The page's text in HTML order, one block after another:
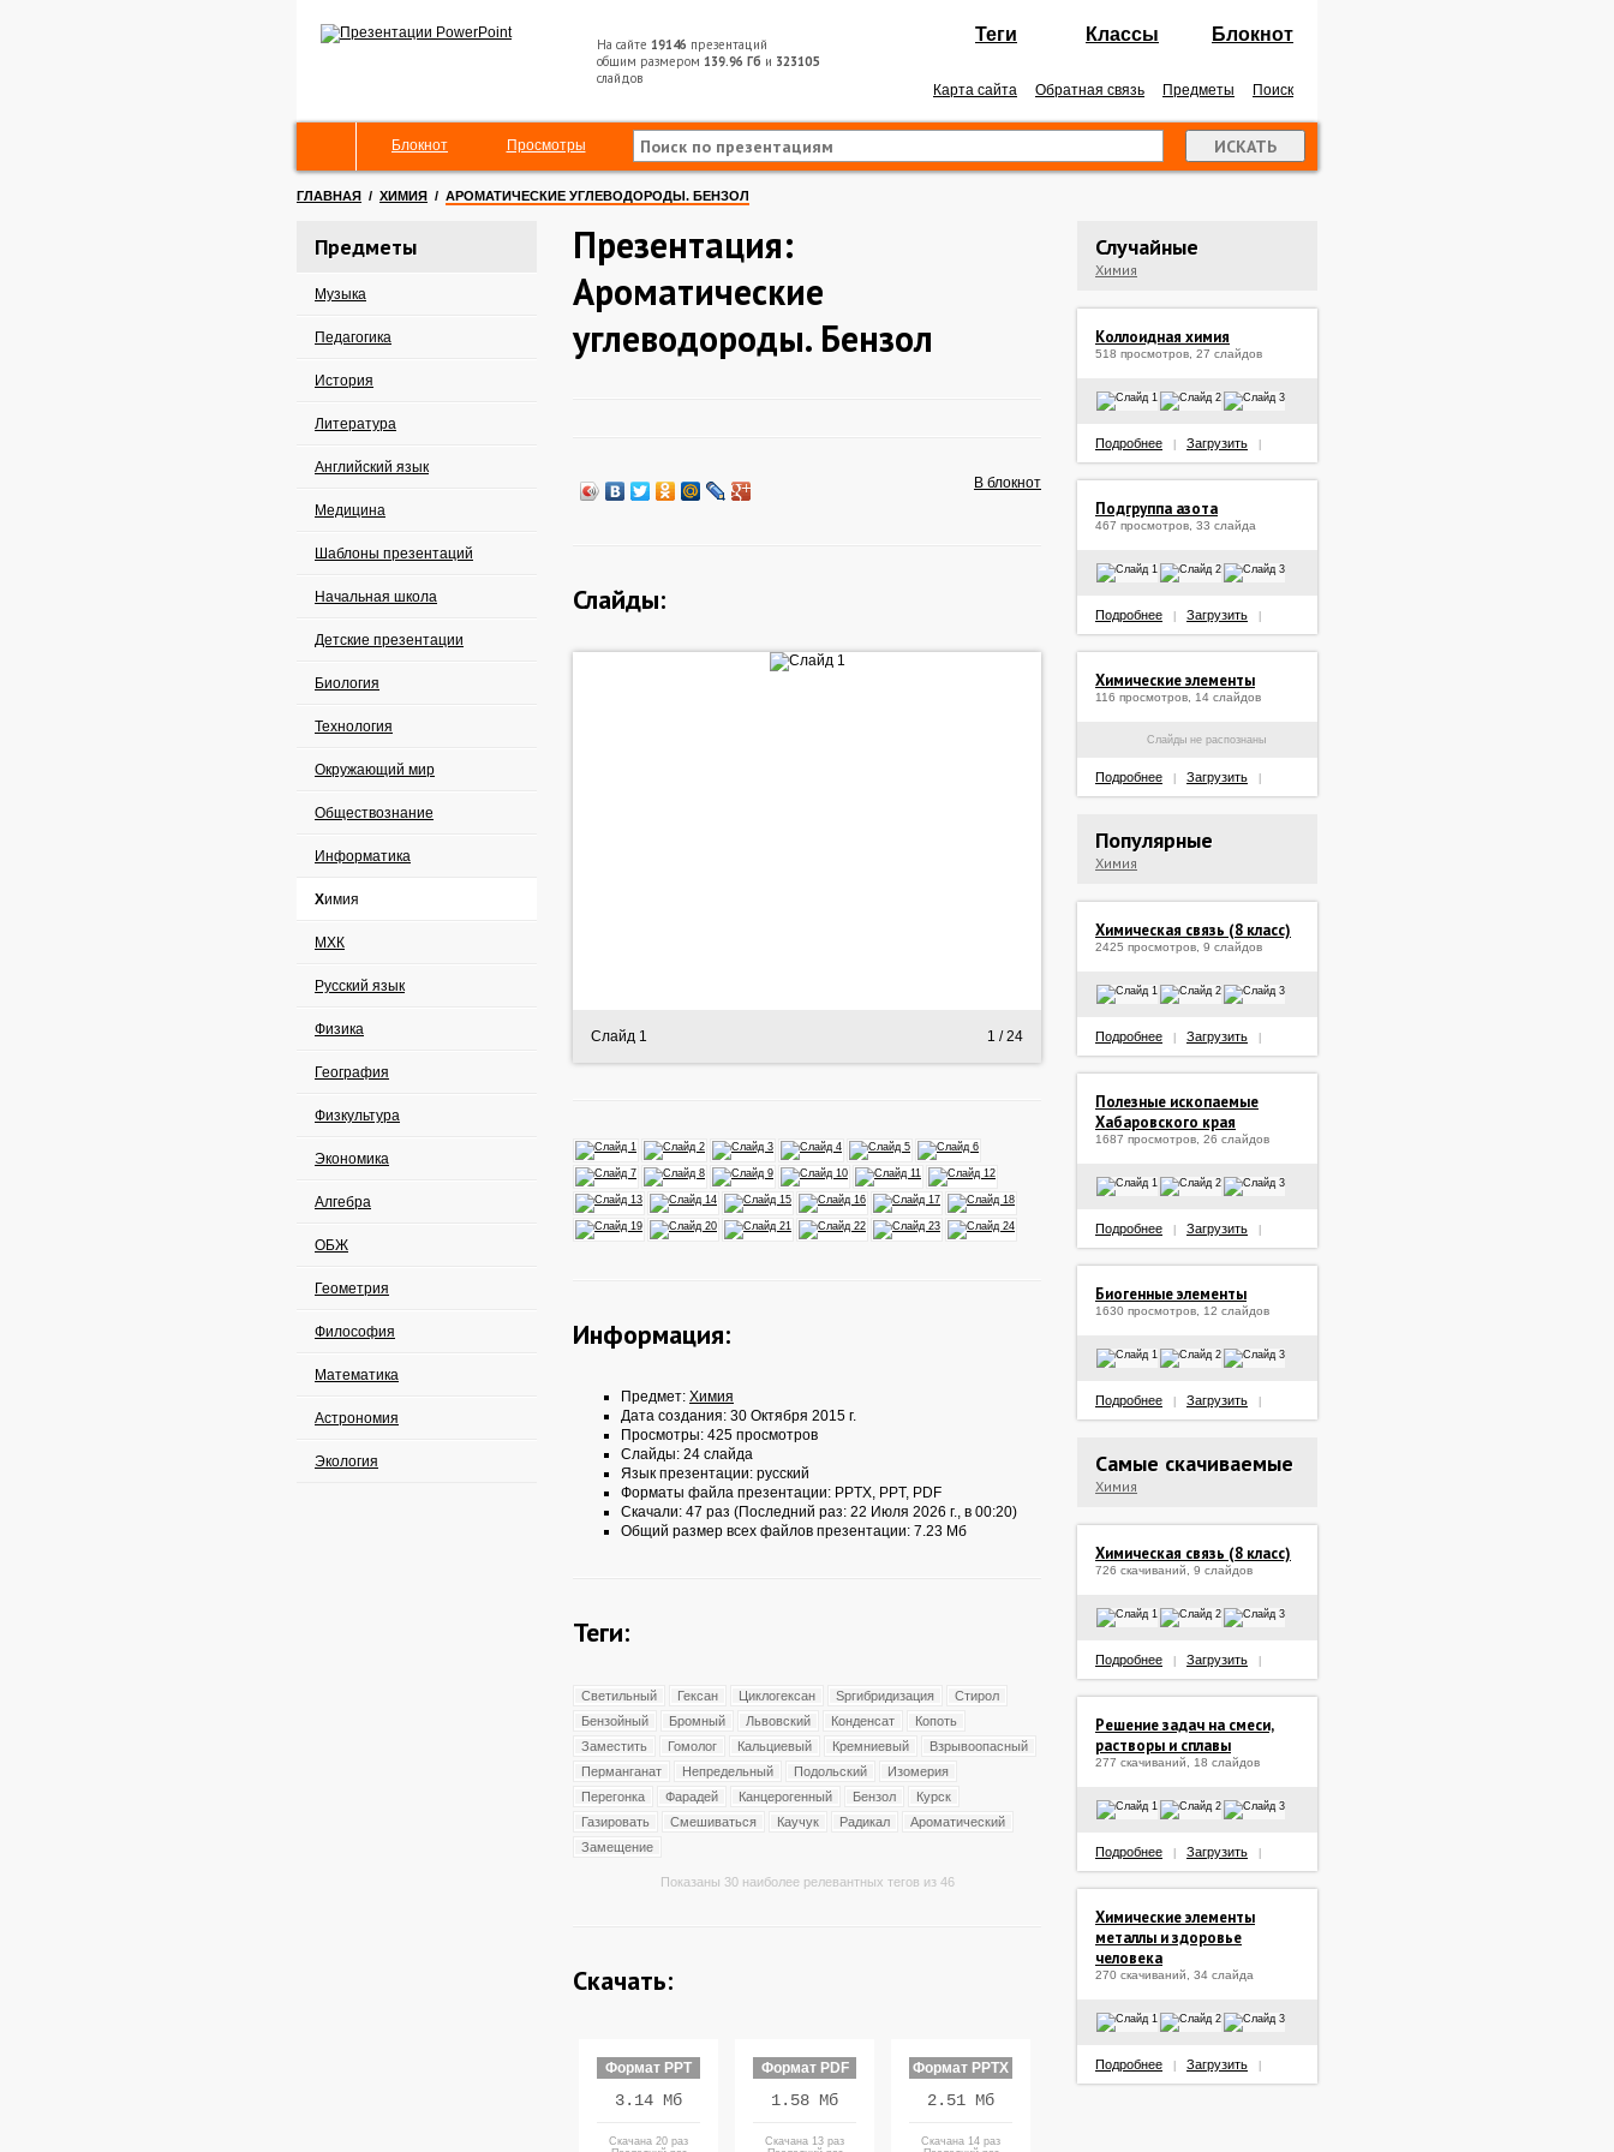
На сайте 19146 презентаций
общим размером 139.96 Гб и 323105
слайдов
Теги Классы Блокнот
Карта сайта Обратная связь Предметы Поиск
Блокнот Просмотры
ГЛАВНАЯ / ХИМИЯ / АРОМАТИЧЕСКИЕ УГЛЕВОДОРОДЫ. БЕНЗОЛ
Предметы
Музыка
Педагогика
История
Литература
Английский язык
Медицина
Шаблоны презентаций
Начальная школа
Детские презентации
Биология
Технология
Окружающий мир
Обществознание
Информатика
Химия
МХК
Русский язык
Физика
География
Физкультура
Экономика
Алгебра
ОБЖ
Геометрия
Философия
Математика
Астрономия
Экология
Презентация:
Ароматические
углеводороды. Бензол
В блокнот
Слайды:
Слайд 1 1 / 24
Информация:
Предмет: Химия
Дата создания: 30 Октября 2015 г.
Просмотры: 425 просмотров
Слайды: 24 слайда
Язык презентации: русский
Форматы файла презентации: PPTX, PPT, PDF
Скачали: 47 раз (Последний раз: 22 Июля 2026 г., в 00:20)
Общий размер всех файлов презентации: 7.23 Мб
Теги:
Светильный Гексан Циклогексан Spгибридизация
Стирол
Бензойный
Бромный Львовский Конденсат
Копоть
Заместить
Гомолог Кальциевый Кремниевый
Взрывоопасный
Перманганат
Непредельный Подольский
Изомерия
Перегонка
Фарадей Канцерогенный Бензол
Курск
Газировать
Смешиваться Каучук Радикал
Ароматический
Замещение
Показаны 30 наиболее релевантных тегов из 46
Скачать:
Формат PPT
3.14 Мб
Скачана 20 раз
Формат PDF
1.58 Мб
Скачана 13 раз
Формат PPTX
2.51 Мб
Скачана 14 раз
Случайные
Химия
Коллоидная химия
518 просмотров, 27 слайдов
Подробнее Загрузить
Подгруппа азота
467 просмотров, 33 слайда
Подробнее Загрузить
Химические элементы
116 просмотров, 14 слайдов
Слайды не распознаны
Подробнее Загрузить
Популярные
Химия
Химическая связь (8 класс)
2425 просмотров, 9 слайдов
Подробнее Загрузить
Полезные ископаемые
Хабаровского края
1687 просмотров, 26 слайдов
Подробнее Загрузить
Биогенные элементы
1630 просмотров, 12 слайдов
Подробнее Загрузить
Самые скачиваемые
Химия
Химическая связь (8 класс)
726 скачиваний, 9 слайдов
Подробнее Загрузить
Решение задач на смеси,
растворы и сплавы
277 скачиваний, 18 слайдов
Подробнее Загрузить
Химические элементы
металлы и здоровье
человека
270 скачиваний, 34 слайда
Подробнее Загрузить